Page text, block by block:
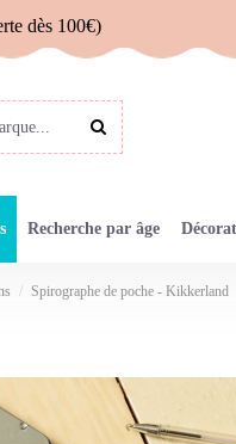
dès 100€)
Recherche par âge
Spirographe de poche - Kikkerland